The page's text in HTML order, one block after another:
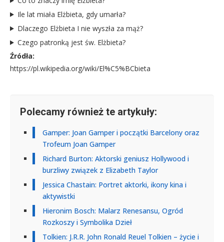
Ile lat miała Elżbieta, gdy umarła?
Dlaczego Elżbieta I nie wyszła za mąż?
Czego patronką jest św. Elżbieta?
Źródła:
https://pl.wikipedia.org/wiki/El%C5%BCbieta
Polecamy również te artykuły:
Gamper: Joan Gamper i początki Barcelony oraz
Trofeum Joan Gamper
Richard Burton: Aktorski geniusz Hollywood i
burzliwy związek z Elizabeth Taylor
Jessica Chastain: Portret aktorki, ikony kina i
aktywistki
Hieronim Bosch: Malarz Renesansu, Ogród
Rozkoszy i Symbolika Dzieł
Tolkien: J.R.R. John Ronald Reuel Tolkien – życie i